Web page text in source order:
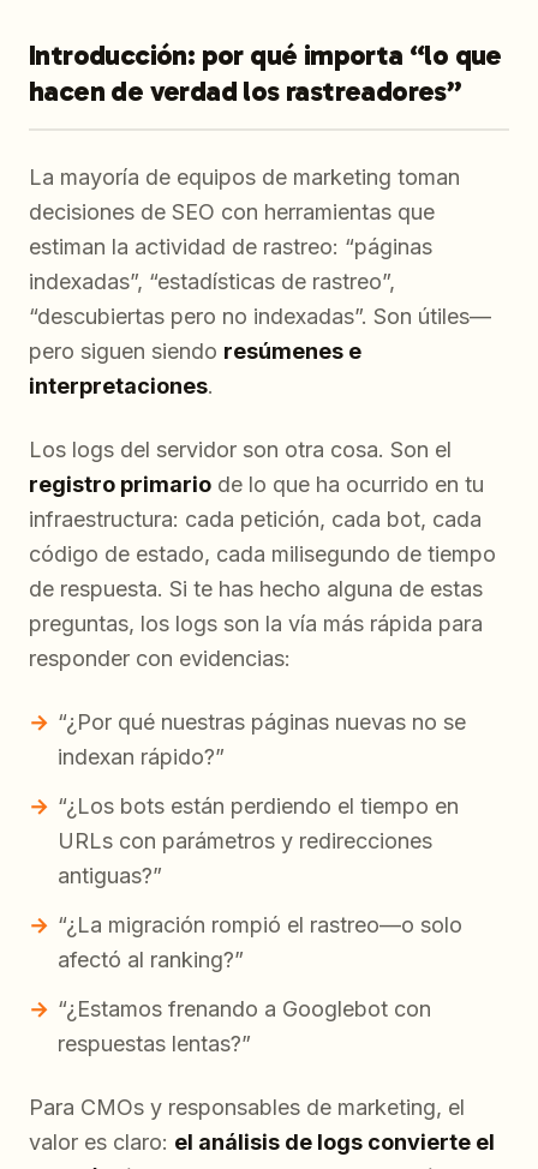
Introducción: por qué importa “lo que
hacen de verdad los rastreadores”
La mayoría de equipos de marketing toman
decisiones de SEO con herramientas que
estiman la actividad de rastreo: “páginas
indexadas”, “estadísticas de rastreo”,
“descubiertas pero no indexadas”. Son útiles—
pero siguen siendo resúmenes e
interpretaciones.
Los logs del servidor son otra cosa. Son el
registro primario de lo que ha ocurrido en tu
infraestructura: cada petición, cada bot, cada
código de estado, cada milisegundo de tiempo
de respuesta. Si te has hecho alguna de estas
preguntas, los logs son la vía más rápida para
responder con evidencias:
“¿Por qué nuestras páginas nuevas no se
indexan rápido?”
“¿Los bots están perdiendo el tiempo en
URLs con parámetros y redirecciones
antiguas?”
“¿La migración rompió el rastreo—o solo
afectó al ranking?”
“¿Estamos frenando a Googlebot con
respuestas lentas?”
Para CMOs y responsables de marketing, el
valor es claro: el análisis de logs convierte el